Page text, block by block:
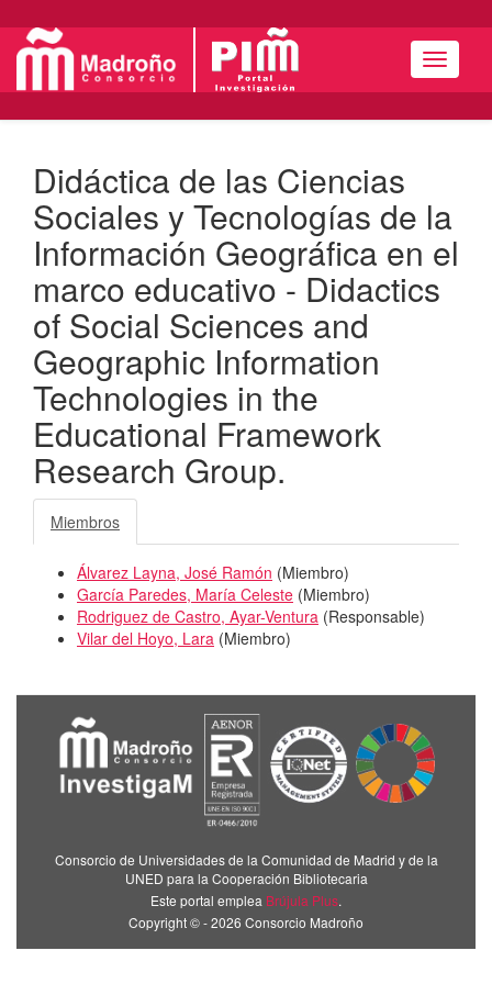
Menú
Didáctica de las Ciencias
Sociales y Tecnologías de la
Información Geográfica en el
marco educativo - Didactics
of Social Sciences and
Geographic Information
Technologies in the
Educational Framework
Research Group.
Miembros
Álvarez Layna, José Ramón (Miembro)
García Paredes, María Celeste (Miembro)
Rodriguez de Castro, Ayar-Ventura (Responsable)
Vilar del Hoyo, Lara (Miembro)
Consorcio de Universidades de la Comunidad de Madrid y de la
UNED para la Cooperación Bibliotecaria
Este portal emplea Brújula Plus.
Copyright © - 2026 Consorcio Madroño